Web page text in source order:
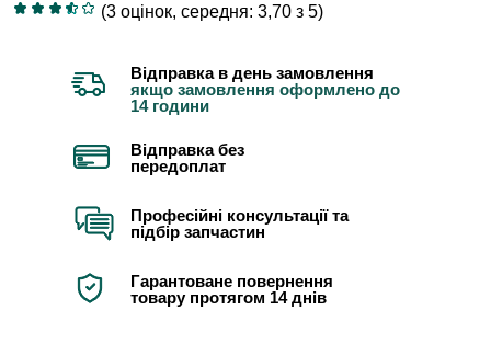
(3 оцінок, середня: 3,70 з 5)
Відправка в день замовлення
якщо замовлення оформлено до
14 години
Відправка без
передоплат
Професійні консультації та
підбір запчастин
Гарантоване повернення
товару протягом 14 днів